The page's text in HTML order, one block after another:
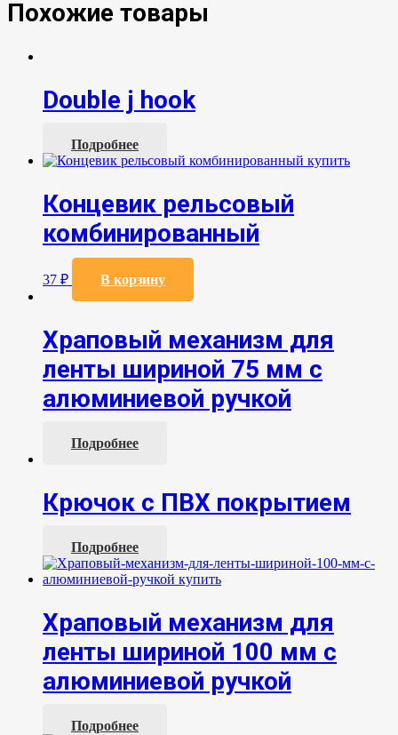
Похожие товары
Double j hook
Подробнее
Концевик рельсовый
комбинированный
37 ₽ В корзину
Храповый механизм для
ленты шириной 75 мм с
алюминиевой ручкой
Подробнее
Крючок с ПВХ покрытием
Подробнее
Храповый механизм для
ленты шириной 100 мм с
алюминиевой ручкой
Подробнее